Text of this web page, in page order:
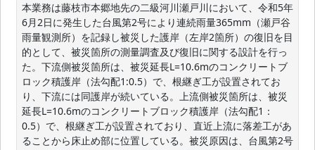
本業務は藤枝市本郷地先の二級河川瀬戸川において、令和5年
6月2日に発生した台風第2号により連続雨量365mm（瀬戸谷
雨量観測所）を記録し被災した護岸（左岸2箇所）の復旧を目
的として、被災箇所の測量調査及び復旧に関する設計を行っ
た。下流側被災箇所は、被災延長L=10.6mのコンクリートブ
ロック積護岸（法勾配1:0.5）で、根継ぎ工が設置されてお
り、下流には同護岸が続いている。上流側被災箇所は、被災
延長L=10.6mのコンクリートブロック積護岸（法勾配1：
0.5）で、根継ぎ工が設置されており、直近上流に落差工があ
ることから床止め部に位置している。被災原因は、台風第2号